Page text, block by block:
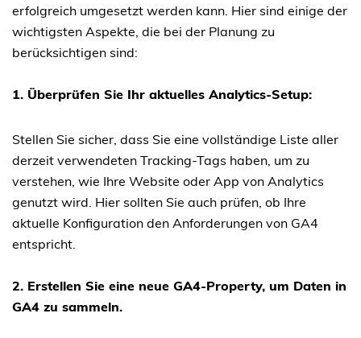
erfolgreich umgesetzt werden kann. Hier sind einige der
wichtigsten Aspekte, die bei der Planung zu
berücksichtigen sind:
1. Überprüfen Sie Ihr aktuelles Analytics-Setup:
Stellen Sie sicher, dass Sie eine vollständige Liste aller
derzeit verwendeten Tracking-Tags haben, um zu
verstehen, wie Ihre Website oder App von Analytics
genutzt wird. Hier sollten Sie auch prüfen, ob Ihre
aktuelle Konfiguration den Anforderungen von GA4
entspricht.
2. Erstellen Sie eine neue GA4-Property, um Daten in
GA4 zu sammeln.